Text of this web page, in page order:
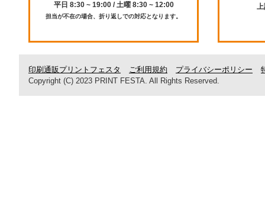
平日 8:30 ~ 19:00 / 土曜 8:30 ~ 12:00
担当が不在の場合、折り返しでの対応となります。
印刷通販プリントフェスタ ご利用規約 プライバシーポリシー
Copyright (C) 2023 PRINT FESTA. All Rights Reserved.